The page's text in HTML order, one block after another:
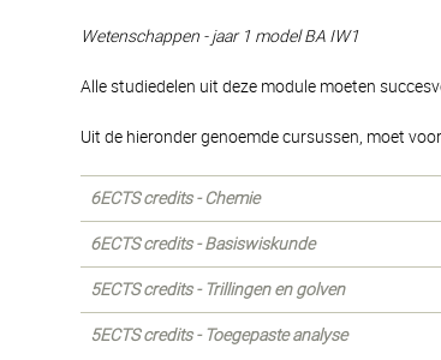
Wetenschappen - jaar 1 model BA IW1
Alle studiedelen uit deze module moeten
Uit de hieronder genoemde cursussen, moet
6ECTS credits - Chemie
6ECTS credits - Basiswiskunde
5ECTS credits - Trillingen en golven
5ECTS credits - Toegepaste analyse